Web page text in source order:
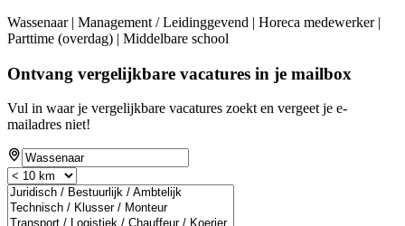
Wassenaar | Management / Leidinggevend | Horeca medewerker |
Parttime (overdag) | Middelbare school
Ontvang vergelijkbare vacatures in je mailbox
Vul in waar je vergelijkbare vacatures zoekt en vergeet je e-
mailadres niet!